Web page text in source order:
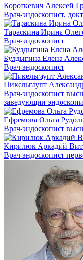
Короткевич Алексей
Врач-эндоскопист,
Тараскина Ирина
Врач-эндоскопист
Булдыгина Елена
Врач-эндоскопист
Пикельгаупт
Врач-эндоскопист
заведующий
Ефремова Ольга
Врач-эндоскопист
Кирилюк Аркадий
Врач-эндоскопист